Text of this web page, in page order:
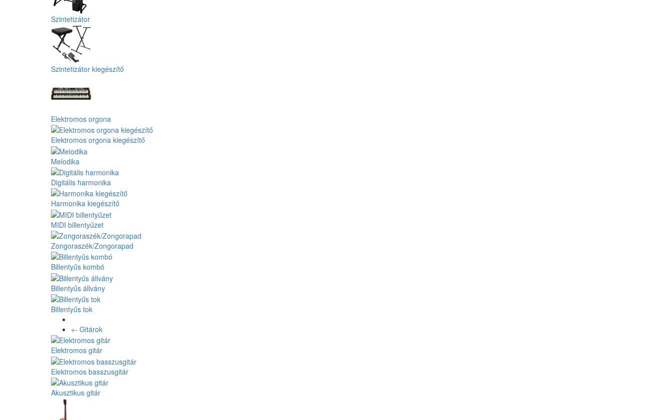
Szintetizátor
Szintetizátor kiegészítő
Elektromos orgona
Elektromos orgona kiegészítő
Melodika
Digitális harmonika
Harmonika kiegészítő
MIDI billentyűzet
Zongoraszék/Zongorapad
Billentyűs kombó
Billentyűs állvány
Billentyűs tok
+- Gitárok
Elektromos gitár
Elektromos basszusgitár
Akusztikus gitár